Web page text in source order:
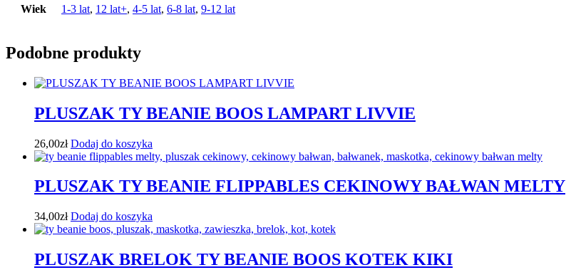
Wiek 1-3 lat, 12 lat+, 4-5 lat, 6-8 lat, 9-12 lat
Podobne produkty
PLUSZAK TY BEANIE BOOS LAMPART LIVVIE
26,00zł Dodaj do koszyka
PLUSZAK TY BEANIE FLIPPABLES CEKINOWY BAŁWAN MELTY
34,00zł Dodaj do koszyka
PLUSZAK BRELOK TY BEANIE BOOS KOTEK KIKI